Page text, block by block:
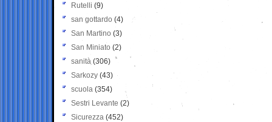
Rutelli (9)
san gottardo (4)
San Martino (3)
San Miniato (2)
sanità (306)
Sarkozy (43)
scuola (354)
Sestri Levante (2)
Sicurezza (452)